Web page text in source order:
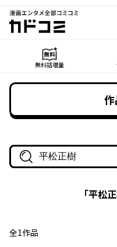
漫画エンタメ全部コミコミ
カドコミ
無料話増量
作品名・作家名で探す
「平松
全1作品